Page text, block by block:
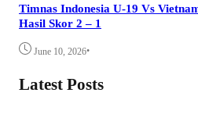
Timnas Indonesia U-19 Vs
Hasil Skor 2 – 1
June 10, 2026•
Latest Posts